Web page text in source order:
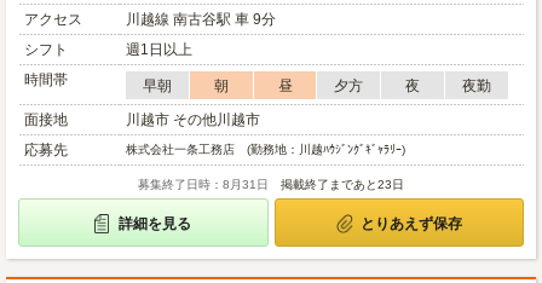
アクセス
川越線 南古谷駅 車 9分
シフト
週1日以上
時間帯
早朝 朝 昼 夕方 夜
夜勤
面接地
川越市 その他川越市
応募先
株式会社一条工務店 (勤務地：川越ﾊｳｼﾞﾝｸﾞｷﾞｬﾗﾘｰ)
募集終了日時：8月31日 掲載終了まであと23日
詳細を見る とりあえず保存